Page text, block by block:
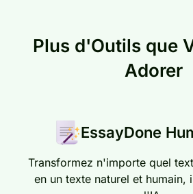
Plus d'Outils que
Adorer
EssayDone
Transformez n'importe quel
en un texte naturel et humain,